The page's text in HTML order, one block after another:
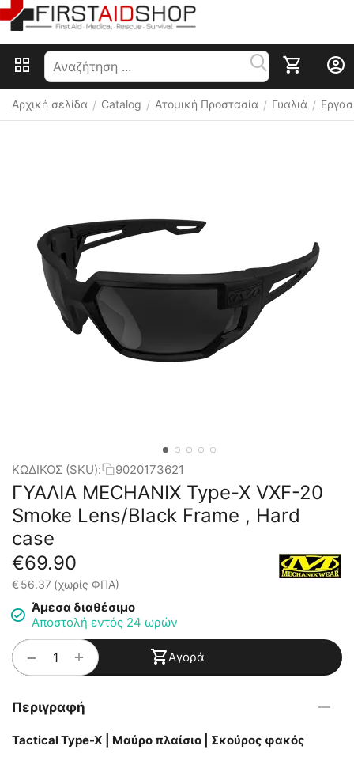
Αρχική σελίδα / Catalog / Ατομική Προστασία / Γυαλιά /
ΚΩΔΙΚΟΣ (SKU): 9020173621
ΓΥΑΛΙΑ MECHANIX Type-X VXF-20
Smoke Lens/Black Frame , Hard
case
€69.90
€56.37 (χωρίς ΦΠΑ)
Άμεσα διαθέσιμο
Αποστολή εντός 24 ωρών
+
− Αγορά
Περιγραφή
Tactical Type-X | Μαύρο πλαίσιο | Σκούρος φακός